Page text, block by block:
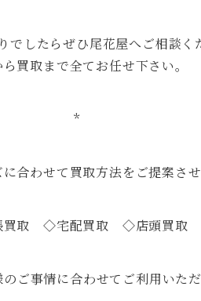
でしたらぜひ尾花屋へご相談く
買取まで全てお任せ下さい。
*
合わせて買取方法をご提案させ
買取 ◇宅配買取 ◇店頭買取
ご事情に合わせてご利用いただ